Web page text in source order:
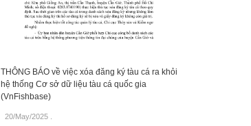
THÔNG BÁO về việc xóa đăng ký tàu cá ra khỏi
hệ thống Cơ sở dữ liệu tàu cá quốc gia
(VnFishbase)
20/May/2025.